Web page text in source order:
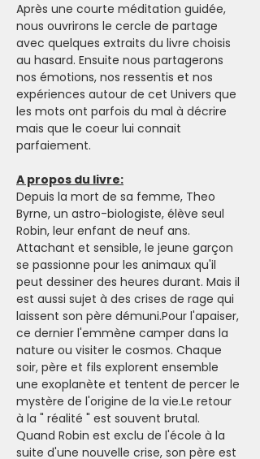
Après une courte méditation guidée,
nous ouvrirons le cercle de partage
avec quelques extraits du livre choisis
au hasard. Ensuite nous partagerons
nos émotions, nos ressentis et nos
expériences autour de cet Univers que
les mots ont parfois du mal à décrire
mais que le coeur lui connait
parfaiement.
A propos du livre:
Depuis la mort de sa femme, Theo
Byrne, un astro-biologiste, élève seul
Robin, leur enfant de neuf ans.
Attachant et sensible, le jeune garçon
se passionne pour les animaux qu'il
peut dessiner des heures durant. Mais il
est aussi sujet à des crises de rage qui
laissent son père démuni.Pour l'apaiser,
ce dernier l'emmène camper dans la
nature ou visiter le cosmos. Chaque
soir, père et fils explorent ensemble
une exoplanète et tentent de percer le
mystère de l'origine de la vie.Le retour
à la " réalité " est souvent brutal.
Quand Robin est exclu de l'école à la
suite d'une nouvelle crise, son père est